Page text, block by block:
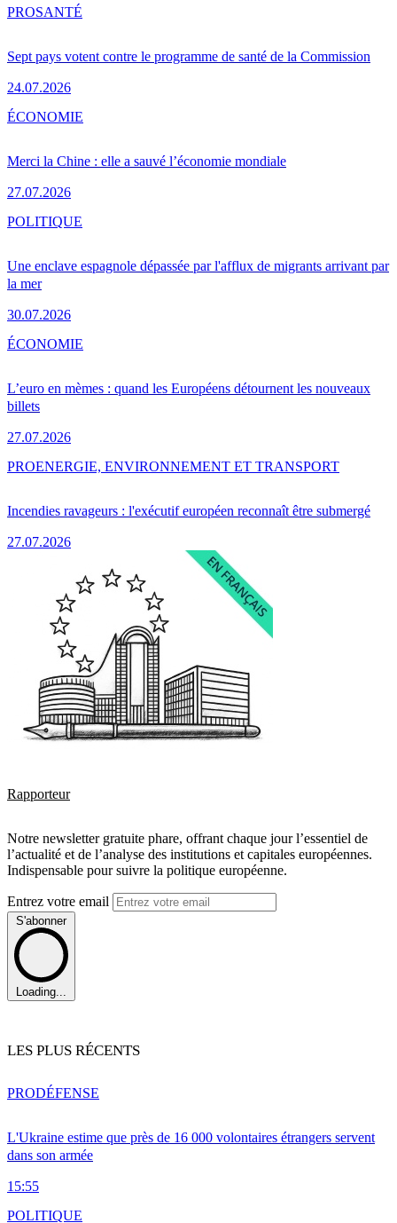
Sept pays votent contre le programme de santé de la Commission
24.07.2026
PROSANTÉ
Merci la Chine : elle a sauvé l’économie mondiale
27.07.2026
ÉCONOMIE
Une enclave espagnole dépassée par l'afflux de migrants arrivant par
la mer
30.07.2026
POLITIQUE
L’euro en mèmes : quand les Européens détournent les nouveaux
billets
27.07.2026
ÉCONOMIE
Incendies ravageurs : l'exécutif européen reconnaît être submergé
27.07.2026
PROENERGIE, ENVIRONNEMENT ET TRANSPORT
Rapporteur
Notre newsletter gratuite phare, offrant chaque jour l’essentiel de
l’actualité et de l’analyse des institutions et capitales européennes.
Indispensable pour suivre la politique européenne.
Entrez votre email
S'abonner
Loading...
LES PLUS RÉCENTS
L'Ukraine estime que près de 16 000 volontaires étrangers servent
dans son armée
15:55
PRODÉFENSE
POLITIQUE